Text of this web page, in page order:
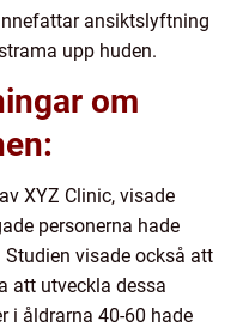
ansiktslyftning
upp huden.
om
XYZ Clinic, visade
personerna hade
visade också att
att utveckla dessa
i åldrarna 40-60 hade